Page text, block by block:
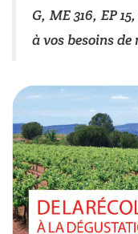
G, ME 316, EP
à vos besoins